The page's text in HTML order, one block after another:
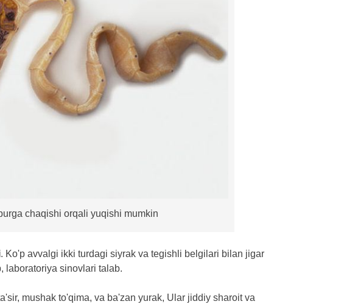
chaqishi orqali yuqishi mumkin
. Ko'p avvalgi ikki turdagi siyrak va tegishli belgilari bilan jigar
laboratoriya sinovlari talab.
mushak to'qima, va ba'zan yurak, Ular jiddiy sharoit va